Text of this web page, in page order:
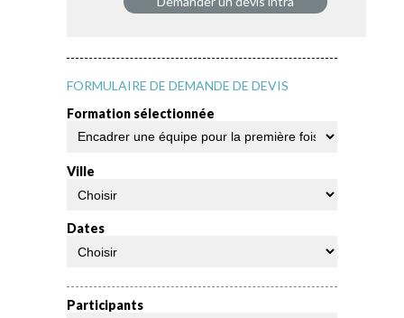
FORMULAIRE DE DEMANDE DE DEVIS
Formation sélectionnée
Ville
Dates
Participants